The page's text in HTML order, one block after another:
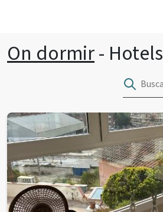
On dormir- Hotels